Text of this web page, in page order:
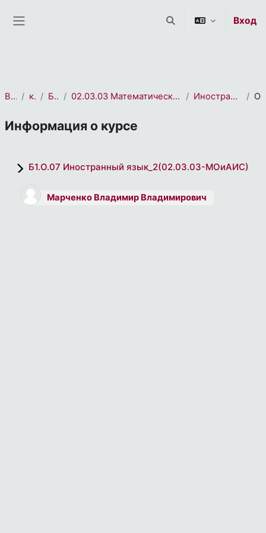
Изменить данныеВход
В начало курса(ов) Бакалавриат 02.03.03 Математическое обеспечение и администрирование информационных систем Иностранный язык_2(02.03.03-МОиАИС)
Информация о курсе
Б1.О.07 Иностранный язык_2(02.03.03-МОиАИС)
Марченко Владимир Владимирович